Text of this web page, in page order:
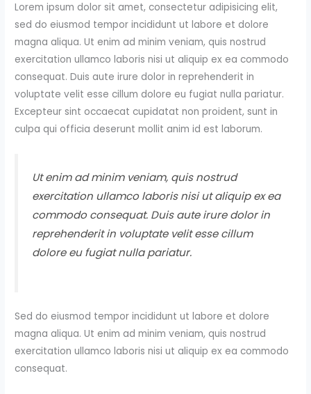
Lorem ipsum dolor sit amet, consectetur adipisicing elit,
sed do eiusmod tempor incididunt ut labore et dolore
magna aliqua. Ut enim ad minim veniam, quis nostrud
exercitation ullamco laboris nisi ut aliquip ex ea commodo
consequat. Duis aute irure dolor in reprehenderit in
voluptate velit esse cillum dolore eu fugiat nulla pariatur.
Excepteur sint occaecat cupidatat non proident, sunt in
culpa qui officia deserunt mollit anim id est laborum.
Ut enim ad minim veniam, quis nostrud
exercitation ullamco laboris nisi ut aliquip ex ea
commodo consequat. Duis aute irure dolor in
reprehenderit in voluptate velit esse cillum
dolore eu fugiat nulla pariatur.
Sed do eiusmod tempor incididunt ut labore et dolore
magna aliqua. Ut enim ad minim veniam, quis nostrud
exercitation ullamco laboris nisi ut aliquip ex ea commodo
consequat.